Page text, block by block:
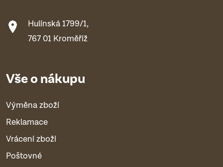
Hulínská 1799/1,
767 01 Kroměříž
Vše o nákupu
Výměna zboží
Reklamace
Vrácení zboží
Poštovné